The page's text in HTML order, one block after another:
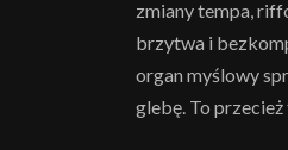
zmiany tempa,
brzytwa i
organ myślowy
glebę. To